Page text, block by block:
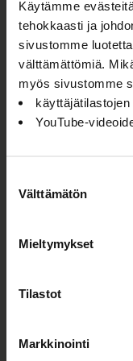
Käytämme
tehokkaasti ja
sivustomme
välttämättömiä.
myös sivustomme
YouTube-
valinta
Välttämätön
Mieltymykset
Tilastot
Markkinointi
[/
Lue
nähtiin
2008. Siitä
menestys, ja